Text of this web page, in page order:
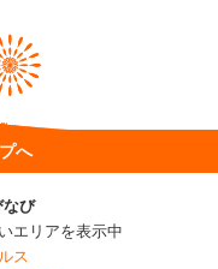
へ
なび
エリアを表示中
ス